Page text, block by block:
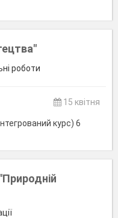
роботи
15 квітня
курс) 6